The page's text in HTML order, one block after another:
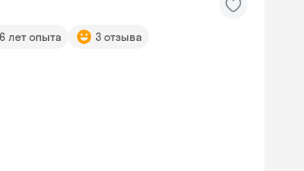
6 лет опыта 3 отзыва